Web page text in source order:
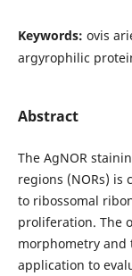
Keywords: ovis
argyrophilic
Abstract
The AgNOR
regions (NORs) is
to ribossomal
proliferation. The
morphometry and
application to